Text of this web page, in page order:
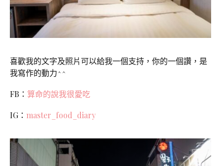
喜歡我的文字及照片可以給我一個支持，你的一個讚，是
我寫作的動力^^
FB： 算命的說我很愛吃
IG： master_food_diary